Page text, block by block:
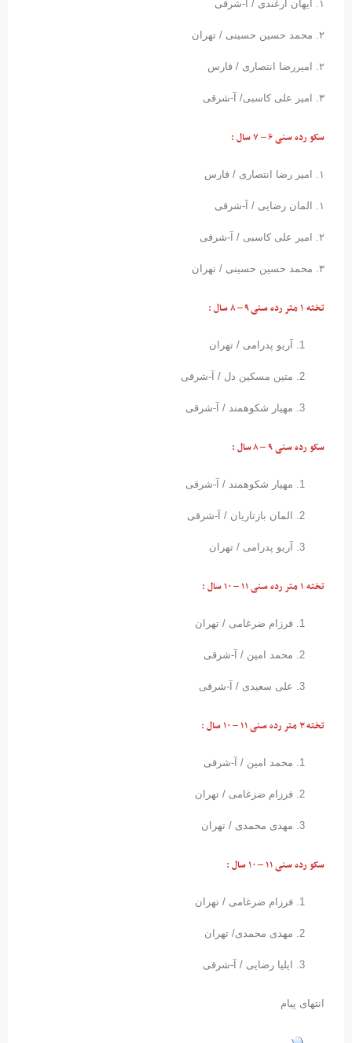
۲. محمد حسین حسینی / تهران
۲. امیررضا انتصاری / فارس
۳. امیر علی کاسبی/ آ-شرقی
سکو رده سنی ۶ – ۷ سال :
۲. امیر علی کاسبی / آ-شرقی
۳. محمد حسین حسینی / تھران
تخته ۱ متر رده سنی ۹ – ۸ سال :
آریو پدرامی / تهران
متین مسکین دل / آ-شرقی
مهیار شکوهمند / آ-شرقی
سکو رده سنی ۹ – ۸ سال :
مهیار شکوهمند / آ-شرقی
المان بازتاریان / آ-شرقی
آریو پدرامی / تھران
تخته ۱ متر رده سنی ۱۱ – ۱۰ سال :
فرزام ضرغامی / تھران
محمد امین / آ-شرقی
علی سعیدی / آ-شرقی
تخته ۳ متر رده سنی ۱۱ – ۱۰ سال :
محمد امین / آ-شرقی
فرزام ضزغامی / تھران
مهدی محمدی / تهران
سکو رده سنی ۱۱ – ۱۰ سال :
فرزام ضرغامی / تھران
مهدی محمدی/ تهران
ایلیا رضایی / آ-شرقی
انتهای پیام